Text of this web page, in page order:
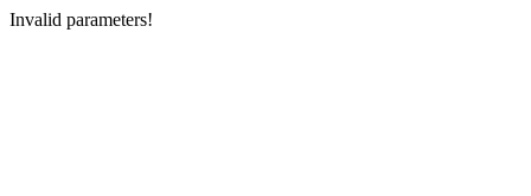
Invalid parameters!